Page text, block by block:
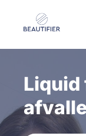
Resultaten
Liquid